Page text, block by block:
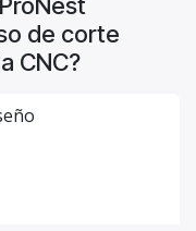
de corte
CNC?